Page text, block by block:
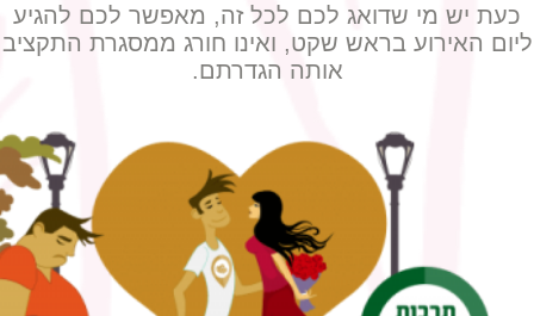
כעת יש מי שדואג לכם לכל זה, מאפשר לכם להגיע
ליום האירוע בראש שקט, ואינו חורג ממסגרת התקציב
אותה הגדרתם.